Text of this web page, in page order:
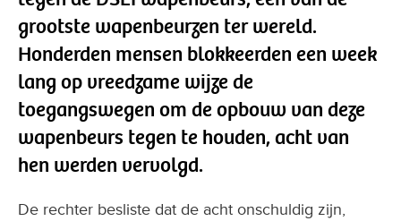
grootste wapenbeurzen ter wereld.
Honderden mensen blokkeerden een week
lang op vreedzame wijze de
toegangswegen om de opbouw van deze
wapenbeurs tegen te houden, acht van
hen werden vervolgd.
De rechter besliste dat de acht onschuldig zijn,